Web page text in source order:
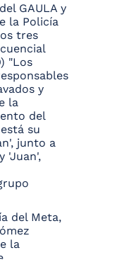
GAULA y
la Policía
tres
"Los
y
la
del
su
junto a
'Juan',
del Meta,
la